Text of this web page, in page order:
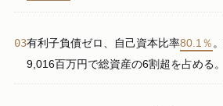
03有利子負債ゼロ、自己資本比率80.1％
9,016百万円で総資産の6割超を占める。